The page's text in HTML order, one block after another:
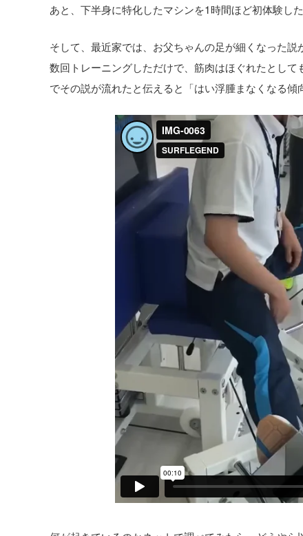
あと、下半身に特化したマシンを1時間ほど初体験し
そして、最近家では、お父ちゃんの足が細くなった説
数回トレーニングしただけで、筋肉はほぐれたとし
でその説が流れたと伝えると「はい浮腫まなくなる